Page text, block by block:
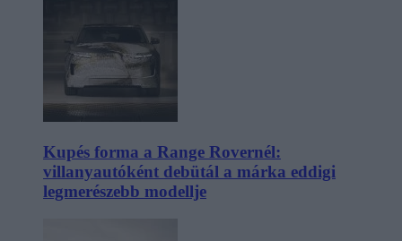
Kupés forma a Range Rovernél:
villanyautóként debütál a márka eddigi
legmerészebb modellje